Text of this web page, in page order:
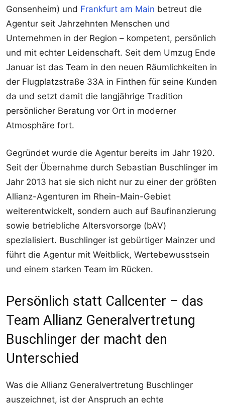
Gonsenheim) und Frankfurt am Main betreut die
Agentur seit Jahrzehnten Menschen und
Unternehmen in der Region – kompetent, persönlich
und mit echter Leidenschaft. Seit dem Umzug Ende
Januar ist das Team in den neuen Räumlichkeiten in
der Flugplatzstraße 33A in Finthen für seine Kunden
da und setzt damit die langjährige Tradition
persönlicher Beratung vor Ort in moderner
Atmosphäre fort.
Gegründet wurde die Agentur bereits im Jahr 1920.
Seit der Übernahme durch Sebastian Buschlinger im
Jahr 2013 hat sie sich nicht nur zu einer der größten
Allianz-Agenturen im Rhein-Main-Gebiet
weiterentwickelt, sondern auch auf Baufinanzierung
sowie betriebliche Altersvorsorge (bAV)
spezialisiert. Buschlinger ist gebürtiger Mainzer und
führt die Agentur mit Weitblick, Wertebewusstsein
und einem starken Team im Rücken.
Persönlich statt Callcenter – das
Team Allianz Generalvertretung
Buschlinger der macht den
Unterschied
Was die Allianz Generalvertretung Buschlinger
auszeichnet, ist der Anspruch an echte